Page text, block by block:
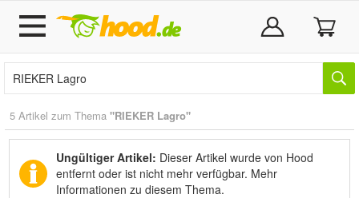
5 Artikel zum Thema "RIEKER Lagro"
Ungültiger Artikel: Dieser Artikel wurde von Hood
entfernt oder ist nicht mehr verfügbar. Mehr
Informationen zu diesem Thema.